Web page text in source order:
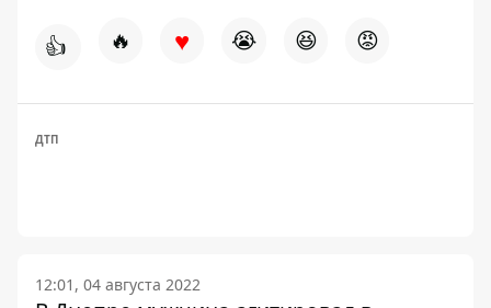
👍 🔥 ♥ 😭 😆 😡
ДТП
12:01, 04 августа 2022